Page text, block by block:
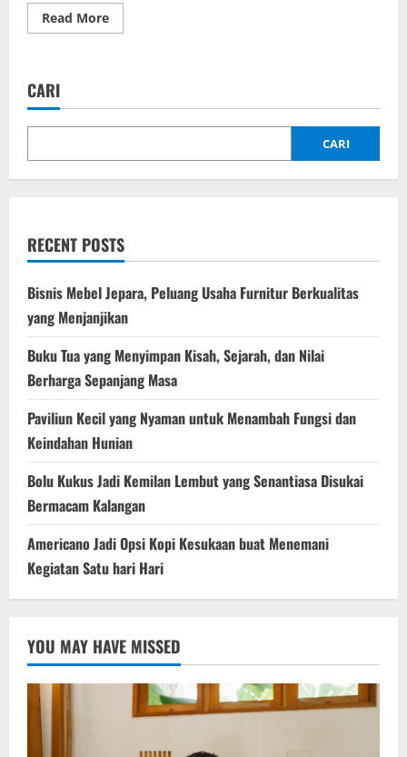
Read MoreRead
more
untuk
Maksimal
CARI
CARI
RECENT POSTS
Bisnis Mebel Jepara, Peluang Usaha Furnitur Berkualitas
yang Menjanjikan
Buku Tua yang Menyimpan Kisah, Sejarah, dan Nilai
Berharga Sepanjang Masa
Paviliun Kecil yang Nyaman untuk Menambah Fungsi dan
Keindahan Hunian
Bolu Kukus Jadi Kemilan Lembut yang Senantiasa Disukai
Bermacam Kalangan
Americano Jadi Opsi Kopi Kesukaan buat Menemani
Kegiatan Satu hari Hari
YOU MAY HAVE MISSED